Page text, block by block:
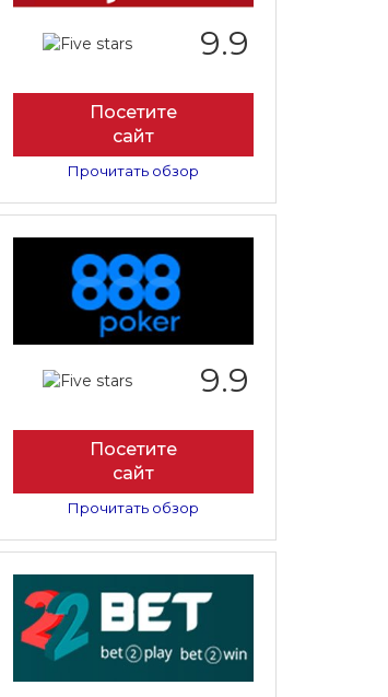
9.9
Посетите
сайт
Прочитать обзор
9.9
Посетите
сайт
Прочитать обзор